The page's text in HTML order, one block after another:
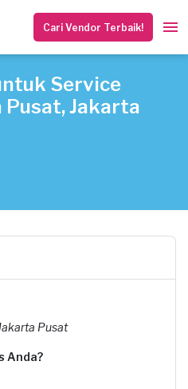
Cari Vendor Terbaik!
Service
Pusat, Jakarta
Pusat
Anda?